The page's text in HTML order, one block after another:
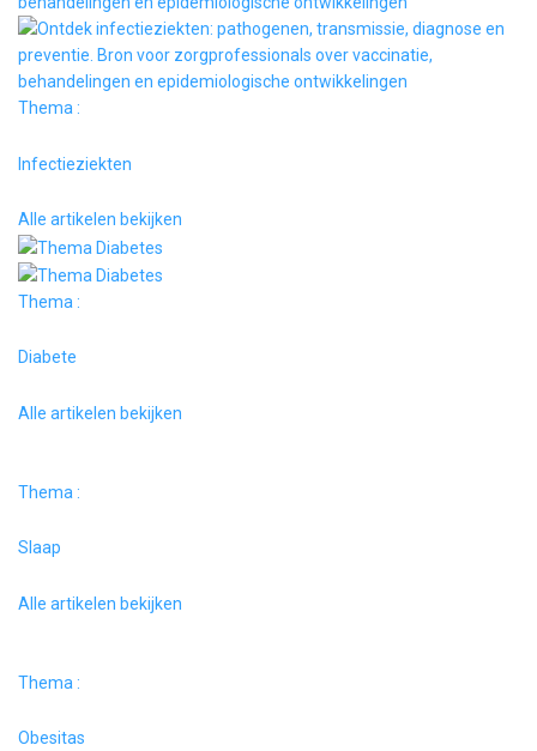
Thema :
Infectieziekten
Alle artikelen bekijken
Thema :
Diabete
Alle artikelen bekijken
Thema :
Slaap
Alle artikelen bekijken
Thema :
Obesitas